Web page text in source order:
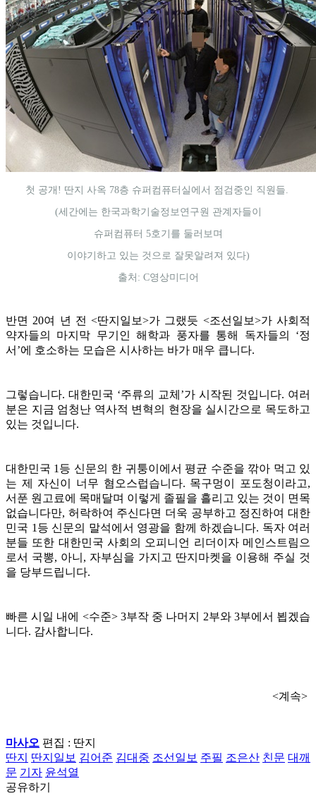
첫 공개! 딴지 사옥 78층 슈퍼컴퓨터실에서 점검중인 직원들.
(세간에는 한국과학기술정보연구원 관계자들이
슈퍼컴퓨터 5호기를 둘러보며
이야기하고 있는 것으로 잘못알려져 있다)
출처: C영상미디어
반면 20여 년 전 <딴지일보>가 그랬듯 <조선일보>가 사회적
약자들의 마지막 무기인 해학과 풍자를 통해 독자들의 ‘정
서’에 호소하는 모습은 시사하는 바가 매우 큽니다.
그렇습니다. 대한민국 ‘주류의 교체’가 시작된 것입니다. 여러
분은 지금 엄청난 역사적 변혁의 현장을 실시간으로 목도하고
있는 것입니다.
대한민국 1등 신문의 한 귀퉁이에서 평균 수준을 깎아 먹고 있
는 제 자신이 너무 혐오스럽습니다. 목구멍이 포도청이라고,
서푼 원고료에 목매달며 이렇게 졸필을 흘리고 있는 것이 면목
없습니다만, 허락하여 주신다면 더욱 공부하고 정진하여 대한
민국 1등 신문의 말석에서 영광을 함께 하겠습니다. 독자 여러
분들 또한 대한민국 사회의 오피니언 리더이자 메인스트림으
로서 국뽕, 아니, 자부심을 가지고 딴지마켓을 이용해 주실 것
을 당부드립니다.
빠른 시일 내에 <수준> 3부작 중 나머지 2부와 3부에서 뵙겠습
니다. 감사합니다.
<계속>
마사오 편집 : 딴지
딴지
딴지일보 김어준 김대중 조선일보 주필 조은산 친문 대깨
문 기자 윤석열
공유하기